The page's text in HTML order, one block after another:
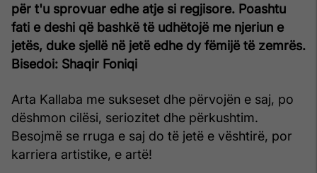
për t'u sprovuar edhe atje si regjisore. Poashtu
fati e deshi që bashkë të udhëtojë me njeriun e
jetës, duke sjellë në jetë edhe dy fëmijë të zemrës.
Bisedoi: Shaqir Foniqi
Arta Kallaba me sukseset dhe përvojën e saj, po
dëshmon cilësi, seriozitet dhe përkushtim.
Besojmë se rruga e saj do të jetë e vështirë, por
karriera artistike, e artë!